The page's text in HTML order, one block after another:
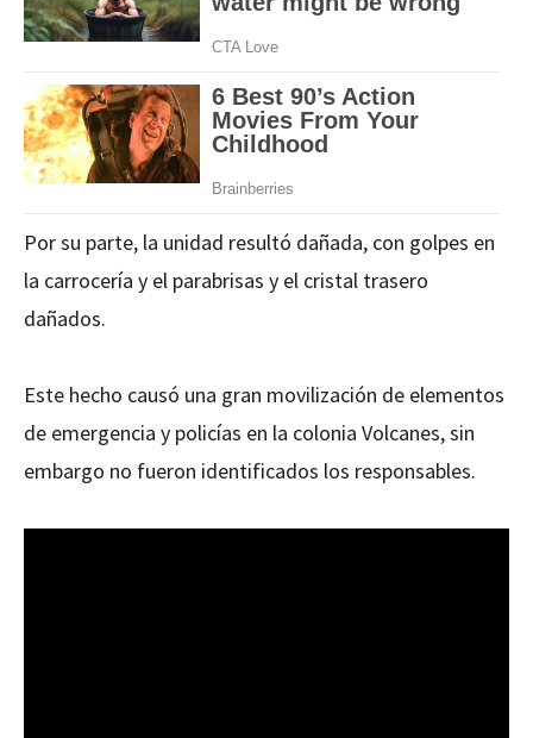
Por su parte, la unidad resultó dañada, con golpes en
la carrocería y el parabrisas y el cristal trasero
dañados.
Este hecho causó una gran movilización de elementos
de emergencia y policías en la colonia Volcanes, sin
embargo no fueron identificados los responsables.